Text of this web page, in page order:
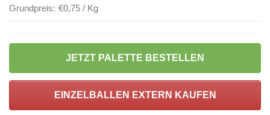
Grundpreis: €0,75 / Kg
JETZT PALETTE BESTELLEN
EINZELBALLEN EXTERN KAUFEN